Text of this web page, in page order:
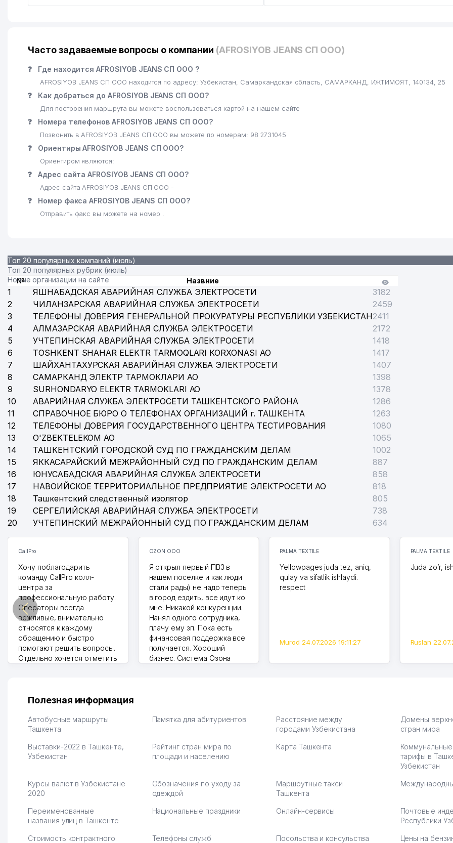
Часто задаваемые вопросы о компании (AFROSIYOB JEANS СП ООО)
❓ Где находится AFROSIYOB JEANS СП ООО ?
AFROSIYOB JEANS СП ООО находится по адресу: Узбекистан, Самаркандская область, САМАРКАНД, ИЖТИМОЯТ, 140134, 25
❓ Как добраться до AFROSIYOB JEANS СП ООО?
Для построения маршрута вы можете воспользоваться картой на нашем сайте
❓ Номера телефонов AFROSIYOB JEANS СП ООО?
Позвонить в AFROSIYOB JEANS СП ООО вы можете по номерам: 98 2731045
❓ Ориентиры AFROSIYOB JEANS СП ООО?
Ориентиром являются:
❓ Адрес сайта AFROSIYOB JEANS СП ООО?
Адрес сайта AFROSIYOB JEANS СП ООО -
❓ Номер факса AFROSIYOB JEANS СП ООО?
Отправить факс вы можете на номер .
Топ 20 популярных компаний (июль)
Топ 20 популярных рубрик (июль)
Новые организации на сайте
№ Назвние
1 ЯШНАБАДСКАЯ АВАРИЙНАЯ СЛУЖБА ЭЛЕКТРОСЕТИ
3182
2
ЧИЛАНЗАРСКАЯ АВАРИЙНАЯ СЛУЖБА ЭЛЕКТРОСЕТИ
2459
3
ТЕЛЕФОНЫ ДОВЕРИЯ ГЕНЕРАЛЬНОЙ ПРОКУРАТУРЫ РЕСПУБЛИКИ УЗБЕКИСТАН2411
4
АЛМАЗАРСКАЯ АВАРИЙНАЯ СЛУЖБА ЭЛЕКТРОСЕТИ
2172
5
УЧТЕПИНСКАЯ АВАРИЙНАЯ СЛУЖБА ЭЛЕКТРОСЕТИ
1418
6
TOSHKENT SHAHAR ELEKTR TARMOQLARI KORXONASI АО
1417
7
ШАЙХАНТАХУРСКАЯ АВАРИЙНАЯ СЛУЖБА ЭЛЕКТРОСЕТИ
1407
8
САМАРКАНД ЭЛЕКТР ТАРМОКЛАРИ АО
1398
9
SURHONDARYO ELEKTR TARMOKLARI АО
1378
10
АВАРИЙНАЯ СЛУЖБА ЭЛЕКТРОСЕТИ ТАШКЕНТСКОГО РАЙОНА
1286
11
СПРАВОЧНОЕ БЮРО О ТЕЛЕФОНАХ ОРГАНИЗАЦИЙ г. ТАШКЕНТА
1263
12
ТЕЛЕФОНЫ ДОВЕРИЯ ГОСУДАРСТВЕННОГО ЦЕНТРА ТЕСТИРОВАНИЯ
1080
13
O'ZBEKTELEKOM АО
1065
14
ТАШКЕНТСКИЙ ГОРОДСКОЙ СУД ПО ГРАЖДАНСКИМ ДЕЛАМ
1002
15
ЯККАСАРАЙСКИЙ МЕЖРАЙОННЫЙ СУД ПО ГРАЖДАНСКИМ ДЕЛАМ
887
16
ЮНУСАБАДСКАЯ АВАРИЙНАЯ СЛУЖБА ЭЛЕКТРОСЕТИ
858
17
НАВОИЙСКОЕ ТЕРРИТОРИАЛЬНОЕ ПРЕДПРИЯТИЕ ЭЛЕКТРОСЕТИ АО
818
18
Ташкентский следственный изолятор
805
19
СЕРГЕЛИЙСКАЯ АВАРИЙНАЯ СЛУЖБА ЭЛЕКТРОСЕТИ
738
20
УЧТЕПИНСКИЙ МЕЖРАЙОННЫЙ СУД ПО ГРАЖДАНСКИМ ДЕЛАМ 634
CallPro
Хочу поблагодарить
команду CallPro колл-
центра за
профессиональную работу.
Операторы всегда
вежливые, внимательно
относятся к каждому
обращению и быстро
помогают решить вопросы.
Отдельно хочется отметить
их работе значительно
обслуживания клиентов.
Рекомендую этот колл-
партнера для бизнеса.
Vip Brand 31.07.2026 11:43:39
OZON ООО
Я открыл первый ПВЗ в
нашем поселке и как люди
стали рады) не надо теперь
в город ездить, все идут ко
мне. Никакой конкуренции.
Нанял одного сотрудника,
плачу ему зп. Пока есть
финансовая поддержка все
получается. Хороший
бизнес. Система Озона
тут у нас уже есть ПВЗ.
Марат 27.07.2026 08:00:37
PALMA TEXTILE
Yellowpages juda tez, aniq,
qulay va sifatlik ishlaydi.
respect
Murod 24.07.2026 19:11:27
PALMA TEXTILE
Juda zo’r,
Ruslan
Полезная информация
Автобусные маршруты
Ташкента
Памятка для абитуриентов
Расстояние между
городами Узбекистана
Домены
стран мира
Выставки-2022 в Ташкенте,
Узбекистан
Рейтинг стран мира по
площади и населению
Карта Ташкента
тарифы в
Узбекистан
Курсы валют в Узбекистане
2020
Обозначения по уходу за
одеждой
Маршрутные такси
Ташкента
Переименованные
названия улиц в Ташкенте
Национальные праздники Онлайн-сервисы
Почтовые
Республики
Стоимость контрактного Телефоны служб Посольства и консульства Цены на